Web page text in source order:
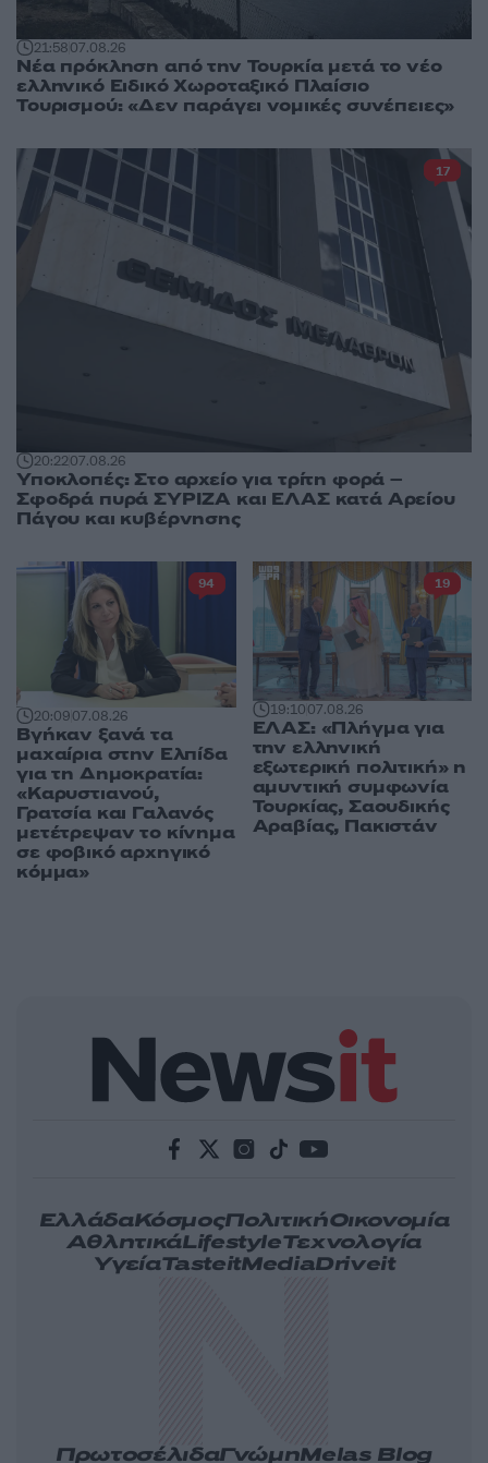
21:5807.08.26
Νέα πρόκληση από την Τουρκία μετά το νέο
ελληνικό Ειδικό Χωροταξικό Πλαίσιο
Τουρισμού: «Δεν παράγει νομικές συνέπειες»
20:2207.08.26
Υποκλοπές: Στο αρχείο για τρίτη φορά –
Σφοδρά πυρά ΣΥΡΙΖΑ και ΕΛΑΣ κατά Αρείου
Πάγου και κυβέρνησης
17
20:0907.08.26
Βγήκαν ξανά τα
μαχαίρια στην Ελπίδα
για τη Δημοκρατία:
«Καρυστιανού,
Γρατσία και Γαλανός
μετέτρεψαν το κίνημα
σε φοβικό αρχηγικό
κόμμα»
94
19:1007.08.26
ΕΛΑΣ: «Πλήγμα για
την ελληνική
εξωτερική πολιτική» η
αμυντική συμφωνία
Τουρκίας, Σαουδικής
Αραβίας, Πακιστάν
19
ΕλλάδαΚόσμοςΠολιτικήΟικονομία
ΑθλητικάLifestyleΤεχνολογία
ΥγείαTasteitMediaDriveit
ΠρωτοσέλιδαΓνώμηMelas Blog